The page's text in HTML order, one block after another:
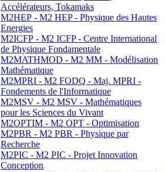
Accélérateurs, Tokamaks
M2HEP - M2 HEP - Physique des Hautes
Energies
M2ICFP - M2 ICFP - Centre International
de Physique Fondamentale
M2MATHMOD - M2 MM - Modélisation
Mathématique
M2MPRI - M2 FODQ - Maj. MPRI -
Fondements de l'Informatique
M2MSV - M2 MSV - Mathématiques
pour les Sciences du Vivant
M2OPTIM - M2 OPT - Optimisation
M2PBR - M2 PBR - Physique par
Recherche
M2PIC - M2 PIC - Projet Innovation
Conception